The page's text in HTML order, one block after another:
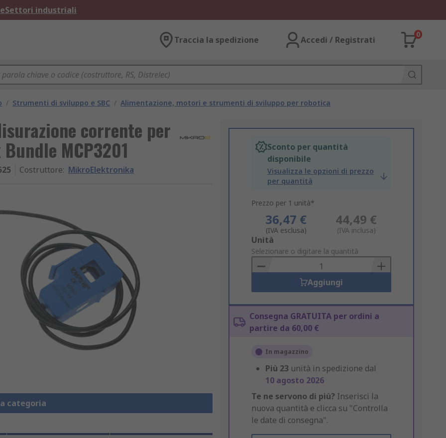
Settori industriali
Traccia la spedizione Accedi / Registrati
0
/ Strumenti di sviluppo e SBC / Alimentazione, motori e strumenti di sviluppo per robotica
corrente per
MCP3201
Costruttore: MikroElektronika
categoria
Sconto per quantità
disponibile
Visualizza le opzioni di prezzo
per quantità
Prezzo per 1 unità*
36,47 €
(IVA esclusa)
44,49 €
(IVA inclusa)
Add
to
Basket
Unità
Selezionare o digitare la quantità
Aggiungi
Consegna GRATUITA per ordini a
partire da 60,00 €
In magazzino
Più 23 unità in spedizione dal
10 agosto 2026
Te ne servono di più? Inserisci la
nuova quantità e clicca su "Controlla
le date di consegna".